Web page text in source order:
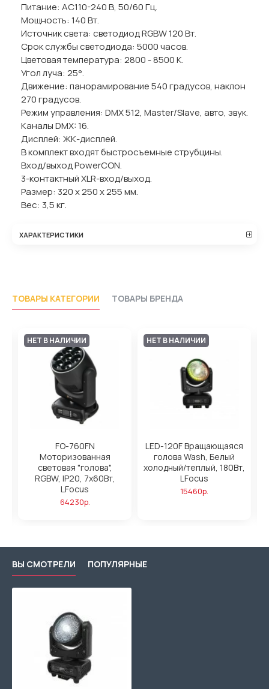
Питание: AC110-240 В, 50/60 Гц.
Мощность: 140 Вт.
Источник света: светодиод RGBW 120 Вт.
Срок службы светодиода: 5000 часов.
Цветовая температура: 2800 - 8500 K.
Угол луча: 25°.
Движение: панорамирование 540 градусов, наклон
270 градусов.
Режим управления: DMX 512, Master/Slave, авто, звук.
Каналы DMX: 16.
Дисплей: ЖК-дисплей.
В комплект входят быстросъемные струбцины.
Вход/выход PowerCON.
3-контактный XLR-вход/выход.
Размер: 320 x 250 x 255 мм.
Вес: 3,5 кг.
ХАРАКТЕРИСТИКИ
ТОВАРЫ КАТЕГОРИИ ТОВАРЫ БРЕНДА
НЕТ В НАЛИЧИИ
FO-760FN
Моторизованная
световая "голова",
RGBW, IP20, 7х60Вт,
LFocus
64230р.
НЕТ В НАЛИЧИИ
LED-120F Вращающаяся
голова Wash, Белый
холодный/теплый, 180Вт,
LFocus
15460р.
ВЫ СМОТРЕЛИ ПОПУЛЯРНЫЕ